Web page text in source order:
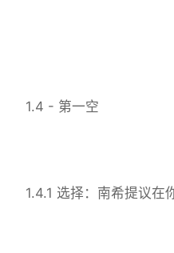
1.4 - 第一空
1.4.1 选择：南希提议在